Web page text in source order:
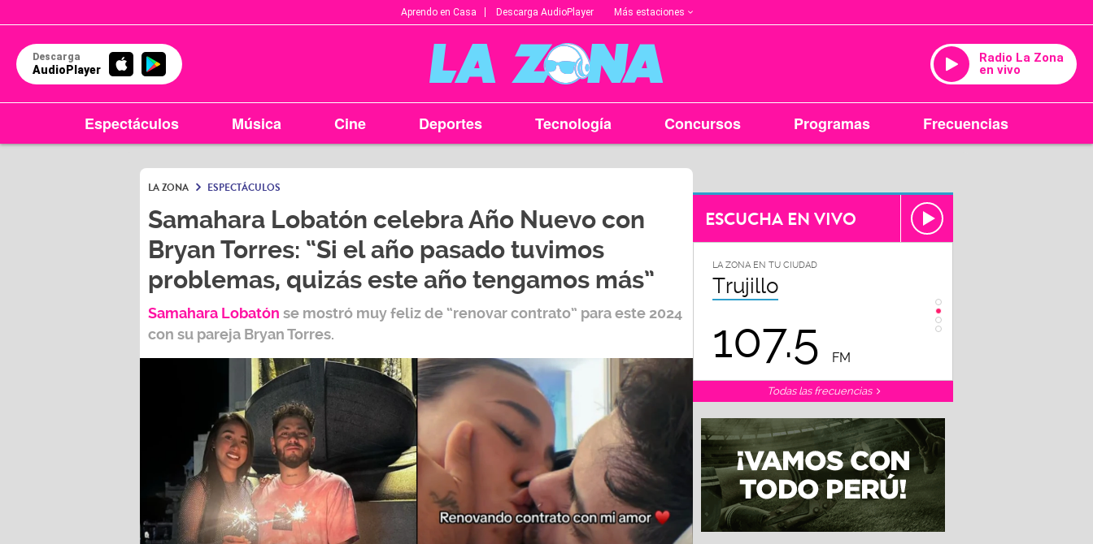
Aprendo en Casa Descarga AudioPlayer Más estaciones
Descarga
AudioPlayer
Radio La Zona
en vivo
Espectáculos Música Cine Deportes Tecnología Concursos Programas Frecuencias
LA ZONA ESPECTÁCULOS
Samahara Lobatón celebra Año Nuevo con
Bryan Torres: “Si el año pasado tuvimos
problemas, quizás este año tengamos más”
Samahara Lobatón se mostró muy feliz de “renovar contrato” para este 2024
con su pareja Bryan Torres.
ESCUCHA EN VIVO
Arequipa
95.9 FM
LA ZONA EN TU CIUDAD
Trujillo
107.5 FM 102.3
Todas las frecuencias